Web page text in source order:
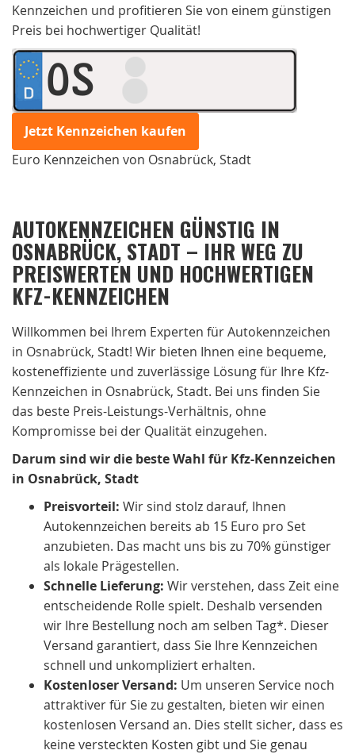
Kennzeichen und profitieren Sie von einem günstigen
Preis bei hochwertiger Qualität!
OS
Jetzt Kennzeichen kaufen
Euro Kennzeichen von Osnabrück, Stadt
AUTOKENNZEICHEN GÜNSTIG IN
OSNABRÜCK, STADT – IHR WEG ZU
PREISWERTEN UND HOCHWERTIGEN
KFZ-KENNZEICHEN
Willkommen bei Ihrem Experten für Autokennzeichen
in Osnabrück, Stadt! Wir bieten Ihnen eine bequeme,
kosteneffiziente und zuverlässige Lösung für Ihre Kfz-
Kennzeichen in Osnabrück, Stadt. Bei uns finden Sie
das beste Preis-Leistungs-Verhältnis, ohne
Kompromisse bei der Qualität einzugehen.
Darum sind wir die beste Wahl für Kfz-Kennzeichen
in Osnabrück, Stadt
Preisvorteil: Wir sind stolz darauf, Ihnen
Autokennzeichen bereits ab 15 Euro pro Set
anzubieten. Das macht uns bis zu 70% günstiger
als lokale Prägestellen.
Schnelle Lieferung: Wir verstehen, dass Zeit eine
entscheidende Rolle spielt. Deshalb versenden
wir Ihre Bestellung noch am selben Tag*. Dieser
Versand garantiert, dass Sie Ihre Kennzeichen
schnell und unkompliziert erhalten.
Kostenloser Versand: Um unseren Service noch
attraktiver für Sie zu gestalten, bieten wir einen
kostenlosen Versand an. Dies stellt sicher, dass es
keine versteckten Kosten gibt und Sie genau